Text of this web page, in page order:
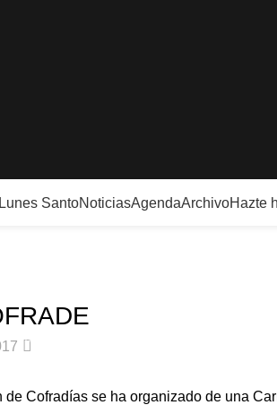
Lunes SantoNoticiasAgendaArchivoHazte
0
Cofradías se ha organizado de una